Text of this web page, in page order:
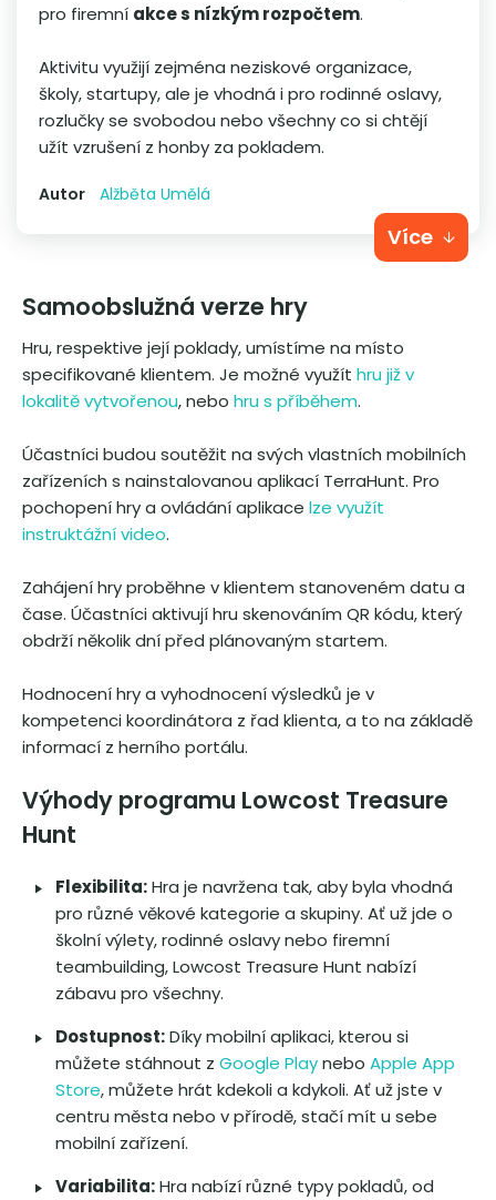
pro firemní akce s nízkým rozpočtem.
Aktivitu využijí zejména neziskové organizace,
školy, startupy, ale je vhodná i pro rodinné oslavy,
rozlučky se svobodou nebo všechny co si chtějí
užít vzrušení z honby za pokladem.
Autor Alžběta Umělá
Více
Samoobslužná verze hry
Hru, respektive její poklady, umístíme na místo
specifikované klientem. Je možné využít hru již v
lokalitě vytvořenou, nebo hru s příběhem.
Účastníci budou soutěžit na svých vlastních mobilních
zařízeních s nainstalovanou aplikací TerraHunt. Pro
pochopení hry a ovládání aplikace lze využít
instruktážní video.
Zahájení hry proběhne v klientem stanoveném datu a
čase. Účastníci aktivují hru skenováním QR kódu, který
obdrží několik dní před plánovaným startem.
Hodnocení hry a vyhodnocení výsledků je v
kompetenci koordinátora z řad klienta, a to na základě
informací z herního portálu.
Výhody programu Lowcost Treasure
Hunt
Flexibilita:Hra je navržena tak, aby byla vhodná
pro různé věkové kategorie a skupiny. Ať už jde o
školní výlety, rodinné oslavy nebo firemní
teambuilding, Lowcost Treasure Hunt nabízí
zábavu pro všechny.
Dostupnost:Díky mobilní aplikaci, kterou si
můžete stáhnout z Google Playnebo Apple App
Store, můžete hrát kdekoli a kdykoli. Ať už jste v
centru města nebo v přírodě, stačí mít u sebe
mobilní zařízení.
Variabilita:Hra nabízí různé typy pokladů, od